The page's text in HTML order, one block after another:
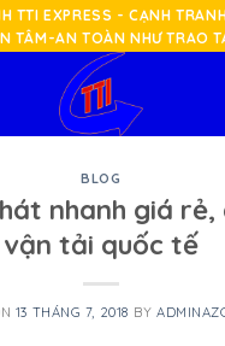
TTI EXPRESS - CẠNH
TÂM-AN TOÀN NHƯ TRAO
BLOG
nhanh giá
vận tải quốc tế
13 THÁNG 7, 2018 BY